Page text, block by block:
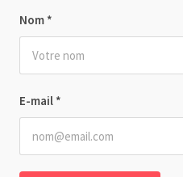
Nom *
E-mail *